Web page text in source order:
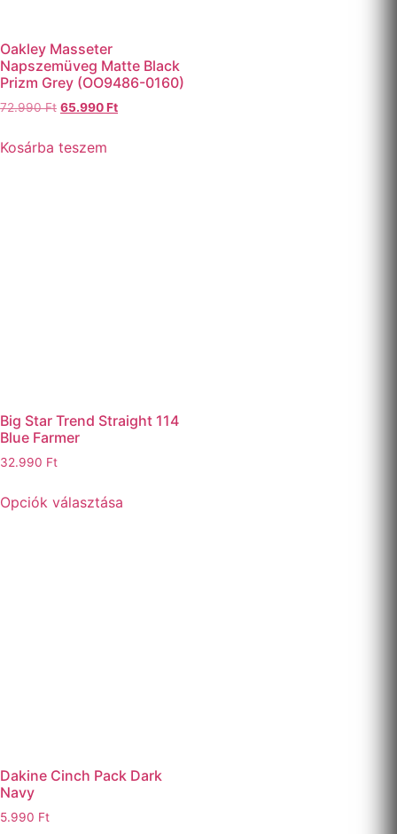
Oakley Masseter
Napszemüveg Matte Black
Prizm Grey (OO9486-0160)
72.990Ft 65.990Ft
Kosárba teszem
Big Star Trend Straight 114
Blue Farmer
32.990 Ft
Opciók választása
Dakine Cinch Pack Dark
Navy
5.990 Ft